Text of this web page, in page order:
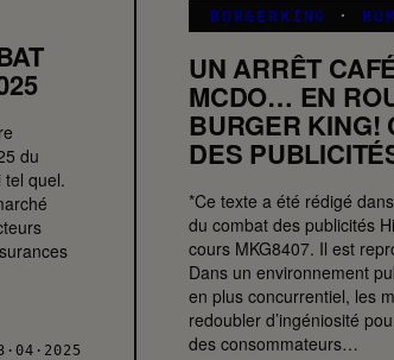
du
tel quel.
BURGERKING ·
UN ARRÊT
MCDO… EN
BURGER KING!
DES
*Ce texte a été rédigé
du combat des publicités
cours MKG8407. Il est
Dans un environnement
en plus concurrentiel, les
redoubler d’ingéniosité
des consommateurs…